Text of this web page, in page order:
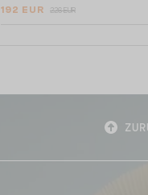
192 EUR 226 EUR